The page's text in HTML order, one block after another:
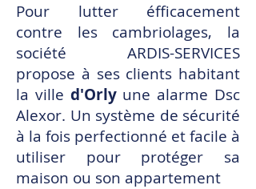
Pour lutter éfficacement
contre les cambriolages, la
société ARDIS-SERVICES
propose à ses clients habitant
la ville d'Orly une alarme Dsc
Alexor. Un système de sécurité
à la fois perfectionné et facile à
utiliser pour protéger sa
maison ou son appartement